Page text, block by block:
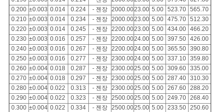
0.200 ±0.003 0.014 0.224 - 젠장 2000.0023.00 5.00 523.70
565.70
0.210 ±0.003 0.014 0.234 - 젠장 2000.0023.00 5.00 475.70
512.30
0.220 ±0.003 0.014 0.245 - 젠장 2200.0023.00 5.00 434.00
466.20
0.230 ±0.003 0.016 0.257 - 젠장 2200.0024.00 5.00 397.50
426.00
0.240 ±0.003 0.016 0.267 - 젠장 2200.0024.00 5.00 365.50
390.80
0.250 ±0.003 0.016 0.277 - 젠장 2300.0024.00 5.00 337.10
359.80
0.260 ±0.004 0.018 0.287 - 젠장 2300.0025.00 5.00 309.60
335.00
0.270 ±0.004 0.018 0.297 - 젠장 2300.0025.00 5.00 287.40
310.30
0.280 ±0.004 0.022 0.313 - 젠장 2300.0025.00 5.00 267.60
288.20
0.290 ±0.004 0.022 0.323 - 젠장 2500.0025.00 5.00 249.70
268.40
0.300 ±0.004 0.022 0.334 - 젠장 2500.0025.00 5.00 233.50
250.60